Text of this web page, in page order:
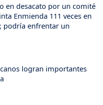
en desacato por un comité
Enmienda 111 veces en
podría enfrentar un
logran importantes